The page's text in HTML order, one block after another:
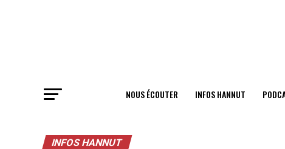
NOUS ÉCOUTER INFOS HANNUT
INFOS HANNUT